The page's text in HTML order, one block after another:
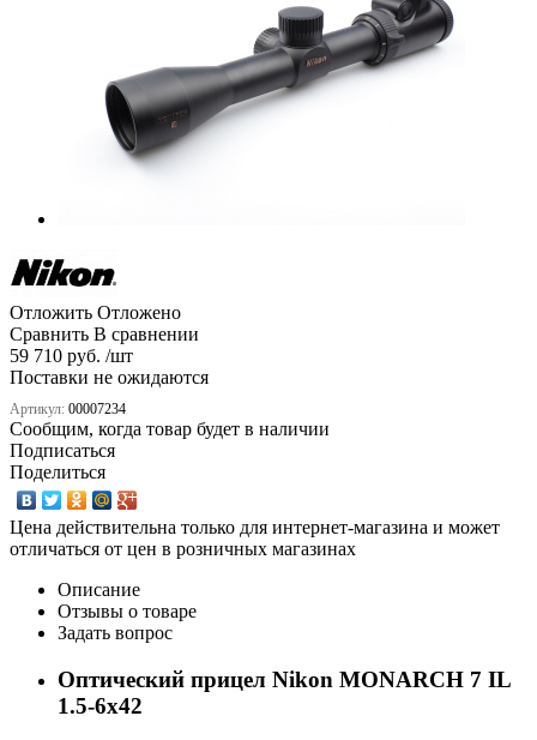
Отложить Отложено
Сравнить В сравнении
59 710 руб. /шт
Поставки не ожидаются
Артикул: 00007234
Сообщим, когда товар будет в наличии
Подписаться
Поделиться
Цена действительна только для интернет-магазина и может
отличаться от цен в розничных магазинах
Описание
Отзывы о товаре
Задать вопрос
Оптический прицел Nikon MONARCH 7 IL
1.5-6x42